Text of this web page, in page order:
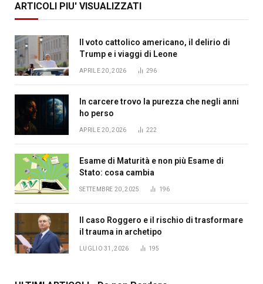
ARTICOLI PIU' VISUALIZZATI
Il voto cattolico americano, il delirio di
Trump e i viaggi di Leone
APRILE 20, 2026 296
In carcere trovo la purezza che negli anni
ho perso
APRILE 20, 2026 222
Esame di Maturità e non più Esame di
Stato: cosa cambia
SETTEMBRE 20, 2025 196
Il caso Roggero e il rischio di trasformare
il trauma in archetipo
LUGLIO 31, 2026 195